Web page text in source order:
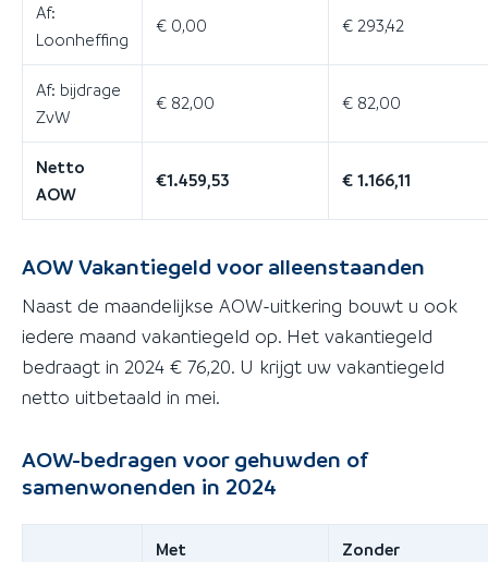
Af:
Loonheffing
€ 0,00 € 293,42
Af: bijdrage
ZvW
€ 82,00 € 82,00
Netto
AOW
€1.459,53 € 1.166,11
AOW Vakantiegeld voor alleenstaanden
Naast de maandelijkse AOW-uitkering bouwt u ook
iedere maand vakantiegeld op. Het vakantiegeld
bedraagt in 2024 € 76,20. U krijgt uw vakantiegeld
netto uitbetaald in mei.
AOW-bedragen voor gehuwden of
samenwonenden in 2024
Met
Zonder